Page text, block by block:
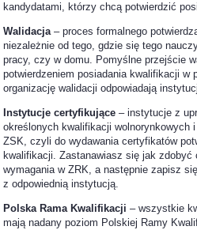
kandydatami, którzy chcą potwierdzić
Walidacja– proces formalnego
niezależnie od tego, gdzie się tego
pracy, czy w domu. Pomyślne przejście
potwierdzeniem posiadania kwalifikacji w
organizację walidacji odpowiadają
Instytucje certyfikujące – instytucje z
określonych kwalifikacji wolnorynkowych
ZSK, czyli do wydawania certyfikatów
kwalifikacji. Zastanawiasz się jak zdobyć
wymagania w ZRK, a następnie zapisz
z odpowiednią instytucją.
Polska Rama Kwalifikacji – wszystkie
mają nadany poziom Polskiej Ramy